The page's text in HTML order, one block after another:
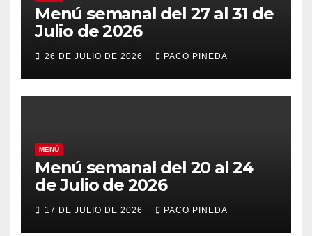
Menú semanal del 27 al 31 de
Julio de 2026
26 DE JULIO DE 2026 PACO PINEDA
MENÚ
Menú semanal del 20 al 24
de Julio de 2026
17 DE JULIO DE 2026 PACO PINEDA